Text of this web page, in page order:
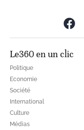
Le360 en un clic
Politique
Economie
Société
International
Culture
Médias